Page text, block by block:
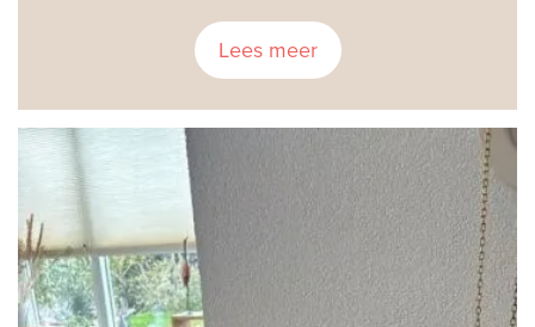
Lees meer